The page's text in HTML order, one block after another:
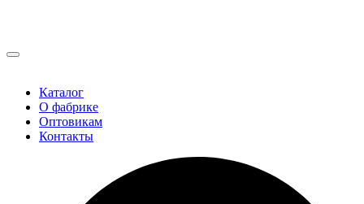
Каталог
О фабрике
Оптовикам
Контакты